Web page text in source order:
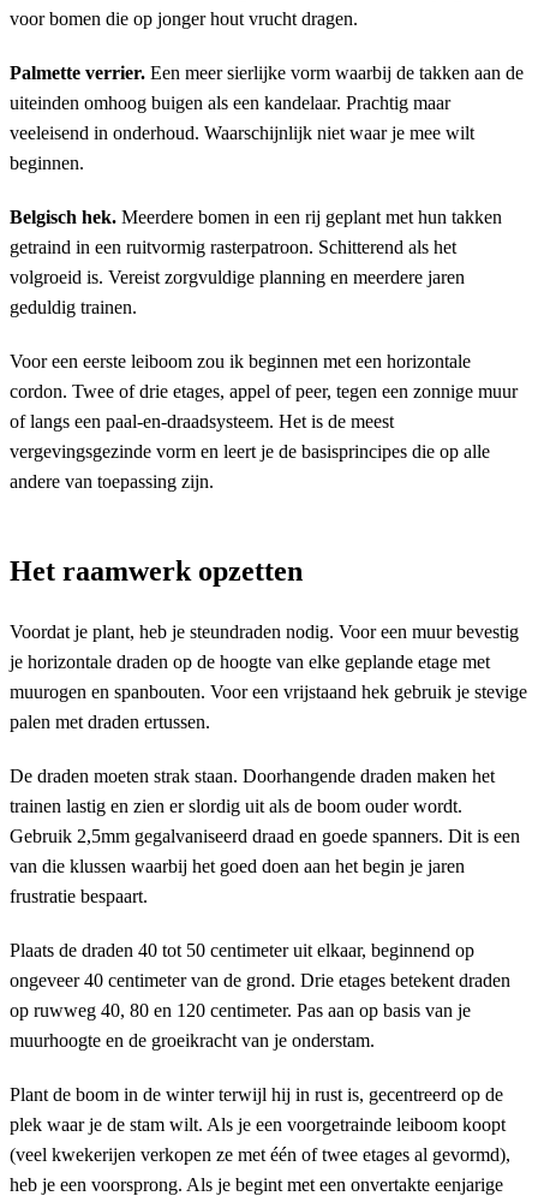
voor bomen die op jonger hout vrucht dragen.
Palmette verrier. Een meer sierlijke vorm waarbij de takken aan de
uiteinden omhoog buigen als een kandelaar. Prachtig maar
veeleisend in onderhoud. Waarschijnlijk niet waar je mee wilt
beginnen.
Belgisch hek. Meerdere bomen in een rij geplant met hun takken
getraind in een ruitvormig rasterpatroon. Schitterend als het
volgroeid is. Vereist zorgvuldige planning en meerdere jaren
geduldig trainen.
Voor een eerste leiboom zou ik beginnen met een horizontale
cordon. Twee of drie etages, appel of peer, tegen een zonnige muur
of langs een paal-en-draadsysteem. Het is de meest
vergevingsgezinde vorm en leert je de basisprincipes die op alle
andere van toepassing zijn.
Het raamwerk opzetten
Voordat je plant, heb je steundraden nodig. Voor een muur bevestig
je horizontale draden op de hoogte van elke geplande etage met
muurogen en spanbouten. Voor een vrijstaand hek gebruik je stevige
palen met draden ertussen.
De draden moeten strak staan. Doorhangende draden maken het
trainen lastig en zien er slordig uit als de boom ouder wordt.
Gebruik 2,5mm gegalvaniseerd draad en goede spanners. Dit is een
van die klussen waarbij het goed doen aan het begin je jaren
frustratie bespaart.
Plaats de draden 40 tot 50 centimeter uit elkaar, beginnend op
ongeveer 40 centimeter van de grond. Drie etages betekent draden
op ruwweg 40, 80 en 120 centimeter. Pas aan op basis van je
muurhoogte en de groeikracht van je onderstam.
Plant de boom in de winter terwijl hij in rust is, gecentreerd op de
plek waar je de stam wilt. Als je een voorgetrainde leiboom koopt
(veel kwekerijen verkopen ze met één of twee etages al gevormd),
heb je een voorsprong. Als je begint met een onvertakte eenjarige